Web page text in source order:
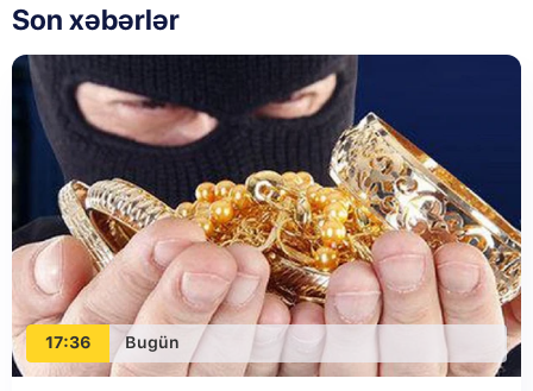
Son xəbərlər
17:36 Bugün